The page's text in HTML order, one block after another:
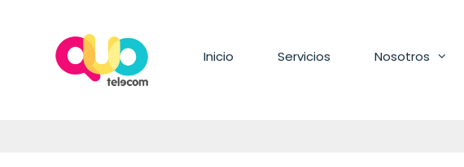
contenido
Inicio Servicios Nosotros